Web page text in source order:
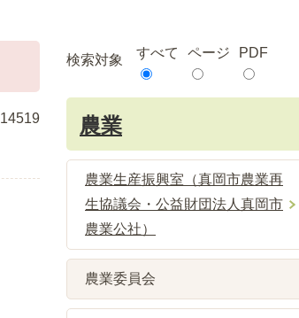
14519
検索対象 すべて ページ PDF
農業
農業生産振興室（真岡市農業再
生協議会・公益財団法人真岡市
農業公社）
農業委員会